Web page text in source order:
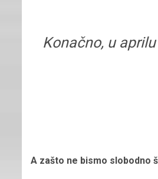
Konačno, u
A zašto ne bismo slobodno